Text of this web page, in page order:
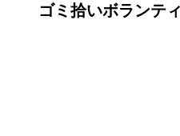
ゴミ拾いボランテ